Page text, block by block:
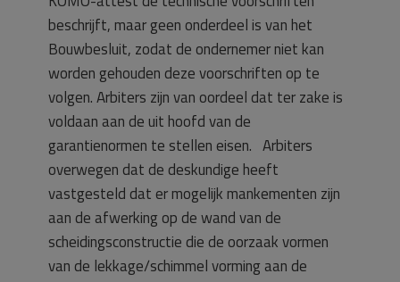
beschrijft, maar geen onderdeel is van het
Bouwbesluit, zodat de ondernemer niet kan
worden gehouden deze voorschriften op te
volgen. Arbiters zijn van oordeel dat ter zake is
voldaan aan de uit hoofd van de
garantienormen te stellen eisen. Arbiters
overwegen dat de deskundige heeft
vastgesteld dat er mogelijk mankementen zijn
aan de afwerking op de wand van de
scheidingsconstructie die de oorzaak vormen
van de lekkage/schimmel vorming aan de